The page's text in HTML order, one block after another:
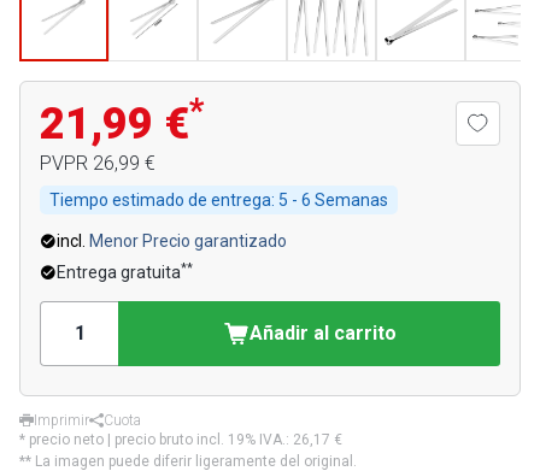
21,99 €*
PVPR 26,99 €
Tiempo estimado de entrega: 5 - 6 Semanas
incl.
Menor Precio garantizado
Entrega gratuita**
Añadir al carrito
Imprimir
Cuota
* precio neto | precio bruto incl. 19% IVA.: 26,17 €
** La imagen puede diferir ligeramente del original.